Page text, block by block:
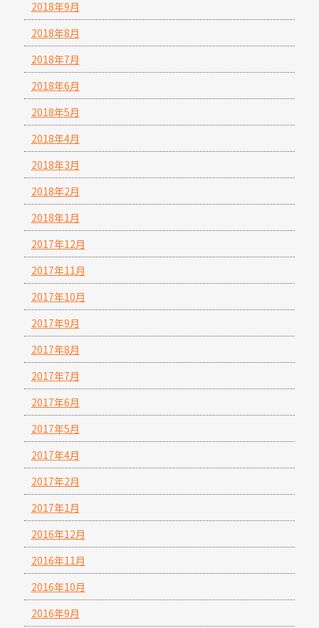
2018年9月
2018年8月
2018年7月
2018年6月
2018年5月
2018年4月
2018年3月
2018年2月
2018年1月
2017年12月
2017年11月
2017年10月
2017年9月
2017年8月
2017年7月
2017年6月
2017年5月
2017年4月
2017年2月
2017年1月
2016年12月
2016年11月
2016年10月
2016年9月